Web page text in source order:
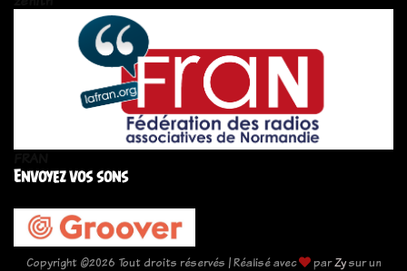
Envoyez vos sons
Copyright ©2026 Tout droits réservés | Réalisé avec parZysur un